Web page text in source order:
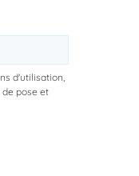
d'utilisation,
pose et